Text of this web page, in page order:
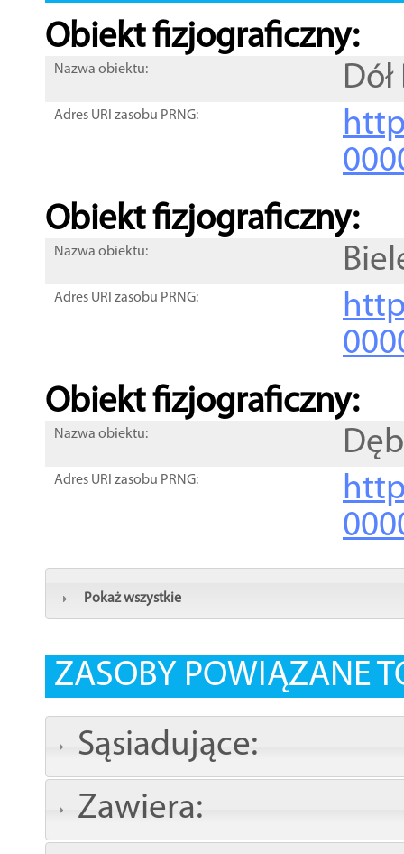
Obiekt fizjograficzny:
Nazwa obiektu:
Adres URI zasobu PRNG:
Obiekt fizjograficzny:
Nazwa obiektu:
Adres URI zasobu PRNG:
Obiekt fizjograficzny:
Nazwa obiektu:
Adres URI zasobu PRNG:
Pokaż wszystkie
ZASOBY POWIĄZANE
Sąsiadujące:
Zawiera: